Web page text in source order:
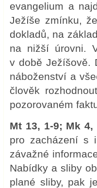
evangelium a
Ježíše zmínku,
dokladů, na
na nižší úrovni.
v době Ježíšově.
náboženství a
člověk
pozorovaném
Mt 13, 1-9; Mk 4,
pro zacházení s
závažné
Nabídky a sliby
plané sliby, pak